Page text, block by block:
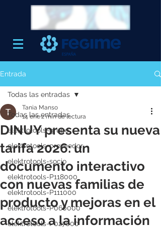
Entrada
Todas las entradas
elektrotools-grupo
elektrotools-proveedor
elektrotools-socio
elektrotools-P118000
elektrotools-P111000
elektrotools-P060000
elektrotools-P027000
Todas las entradas
DINUY presenta su nueva
tarifa 2026: un
documento interactivo
con nuevas familias de
producto y mejoras en el
acceso a la información
Tania Manso
14 ene2 min de lectura